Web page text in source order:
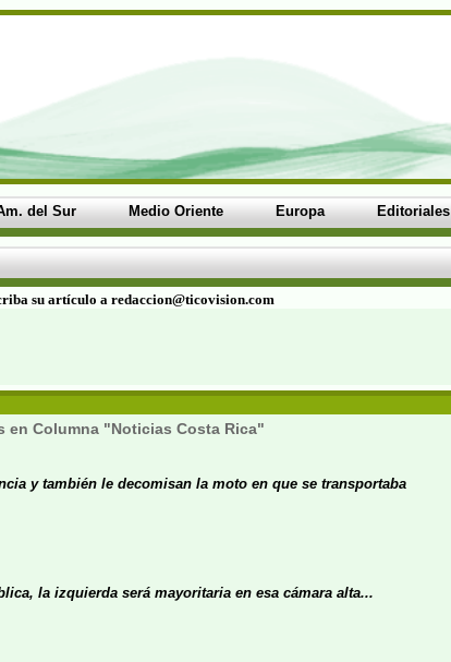
del Sur Medio Oriente Europa Editoriales
su artículo a redaccion@ticovision.com
en Columna "Noticias Costa Rica"
y también le decomisan la moto en que se transportaba
la izquierda será mayoritaria en esa cámara alta...